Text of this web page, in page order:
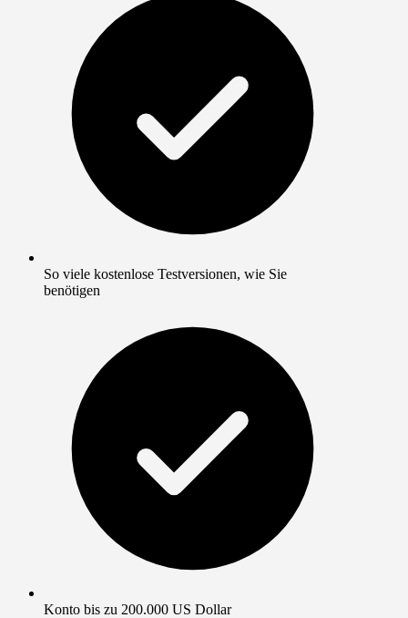
So viele kostenlose Testversionen, wie Sie
benötigen
Konto bis zu 200.000 US Dollar